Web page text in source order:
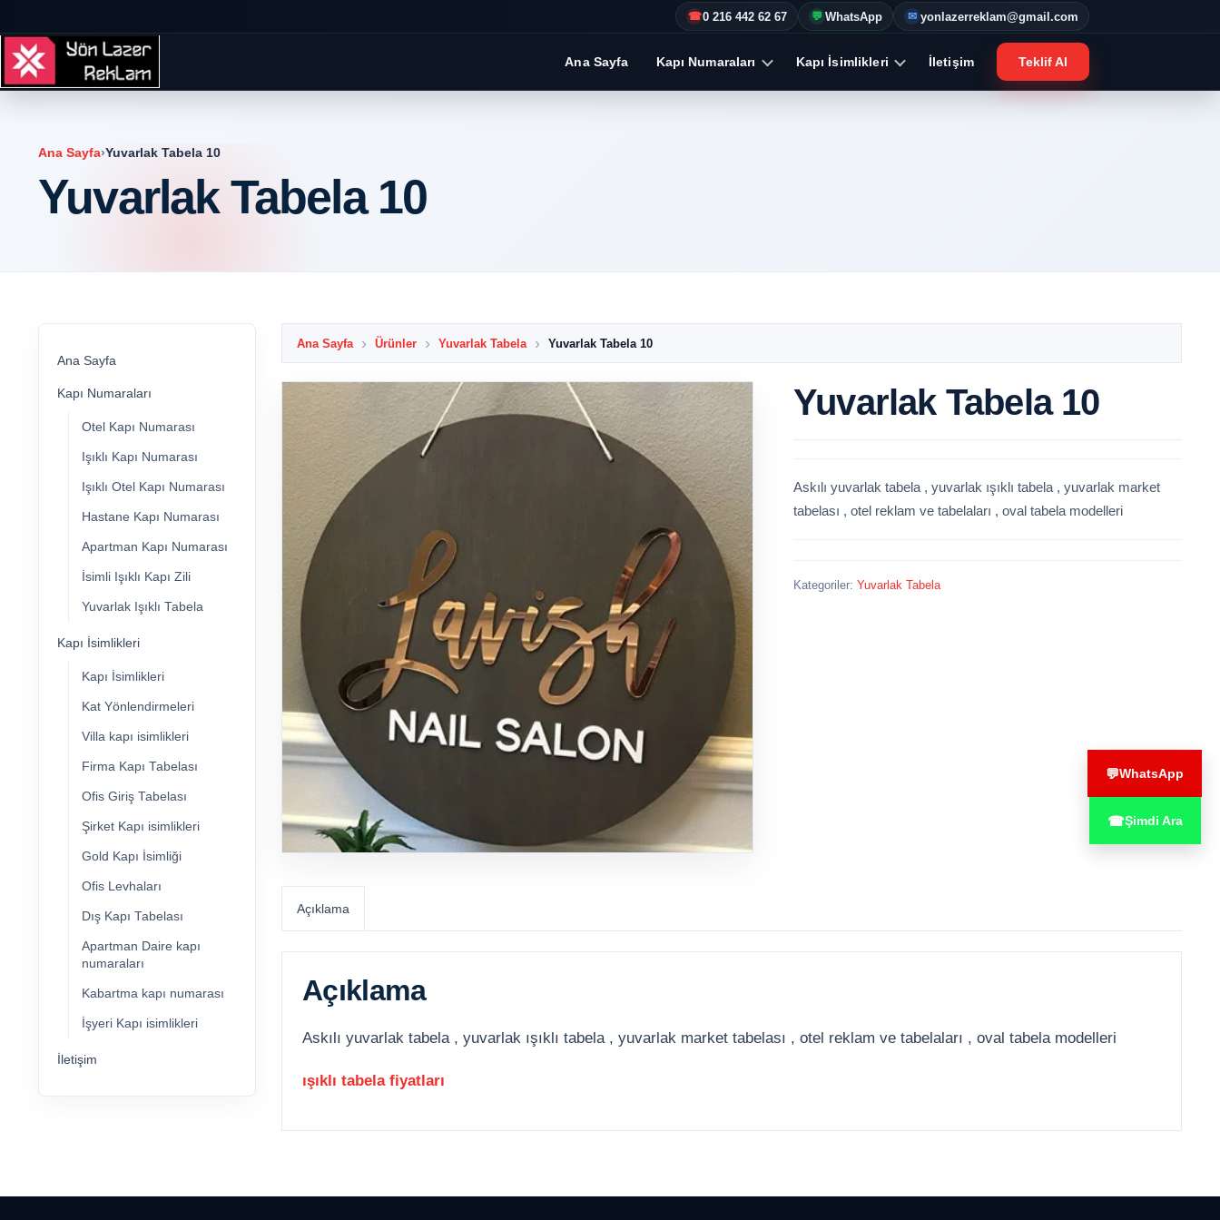
☎0 216 442 62 67 💬 WhatsApp ✉ yonlazerreklam@gmail.com
Ana Sayfa Kapı Numaraları Kapı İsimlikleri İletişim Teklif Al
Ana Sayfa›Yuvarlak Tabela 10
Yuvarlak Tabela 10
Ana Sayfa
Kapı Numaraları
Otel Kapı Numarası
Işıklı Kapı Numarası
Işıklı Otel Kapı Numarası
Hastane Kapı Numarası
Apartman Kapı Numarası
İsimli Işıklı Kapı Zili
Yuvarlak Işıklı Tabela
Kapı İsimlikleri
Kapı İsimlikleri
Kat Yönlendirmeleri
Villa kapı isimlikleri
Firma Kapı Tabelası
Ofis Giriş Tabelası
Şirket Kapı isimlikleri
Gold Kapı İsimliği
Ofis Levhaları
Dış Kapı Tabelası
Apartman Daire kapı
numaraları
Kabartma kapı numarası
İşyeri Kapı isimlikleri
İletişim
Ana Sayfa Ürünler Yuvarlak Tabela Yuvarlak Tabela 10
Yuvarlak Tabela 10
Askılı yuvarlak tabela , yuvarlak ışıklı tabela , yuvarlak market
tabelası , otel reklam ve tabelaları , oval tabela modelleri
Kategoriler: Yuvarlak Tabela
Açıklama
Açıklama
Askılı yuvarlak tabela , yuvarlak ışıklı tabela , yuvarlak market tabelası , otel reklam ve tabelaları , oval tabela modelleri
ışıklı tabela fiyatları
💬WhatsApp
☎Şimdi Ara